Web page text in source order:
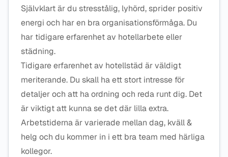
Självklart är du stresstålig, lyhörd, sprider positiv
energi och har en bra organisationsförmåga. Du
har tidigare erfarenhet av hotellarbete eller
städning.
Tidigare erfarenhet av hotellstäd är väldigt
meriterande. Du skall ha ett stort intresse för
detaljer och att ha ordning och reda runt dig. Det
är viktigt att kunna se det där lilla extra.
Arbetstiderna är varierade mellan dag, kväll &
helg och du kommer in i ett bra team med härliga
kollegor.